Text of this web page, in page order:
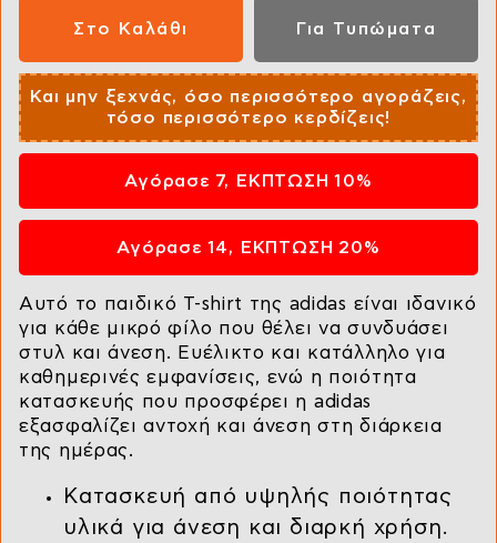
Και μην ξεχνάς, όσο περισσότερο αγοράζεις,
τόσο περισσότερο κερδίζεις!
Αγόρασε 7, ΕΚΠΤΩΣΗ 10%
Αγόρασε 14, ΕΚΠΤΩΣΗ 20%
Αυτό το παιδικό T-shirt της adidas είναι ιδανικό
για κάθε μικρό φίλο που θέλει να συνδυάσει
στυλ και άνεση. Ευέλικτο και κατάλληλο για
καθημερινές εμφανίσεις, ενώ η ποιότητα
κατασκευής που προσφέρει η adidas
εξασφαλίζει αντοχή και άνεση στη διάρκεια
της ημέρας.
Κατασκευή από υψηλής ποιότητας
υλικά για άνεση και διαρκή χρήση.